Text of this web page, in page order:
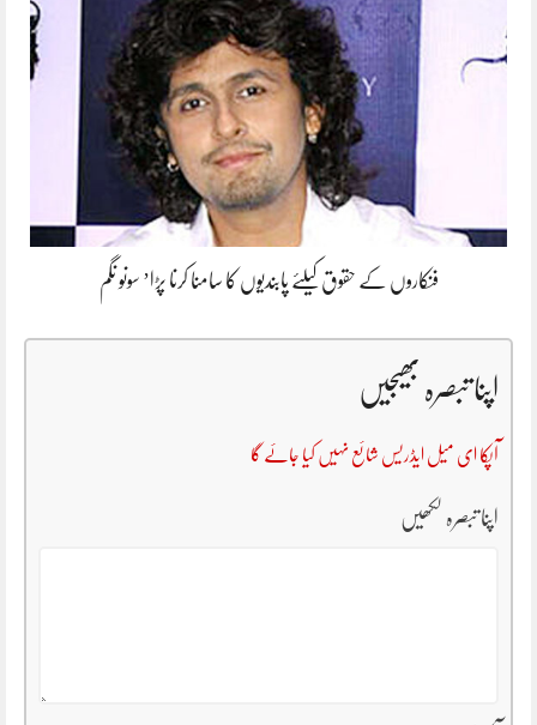
فنکاروں کے حقوق کیلئے پابندیوں کا سامنا کرنا پڑا’ سونو نگم
اپنا تبصرہ بھیجیں
آپکا ای میل ایڈریس شائع نہیں کیا جائے گا
اپنا تبصرہ لکھیں